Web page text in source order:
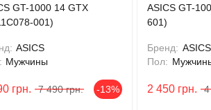
GT-1000 14 GTX
001)
ASICS
Мужчины
грн. 7 490 грн. -13%
ASICS GT-
601)
Бренд: ASICS
Пол:
2 450 грн.